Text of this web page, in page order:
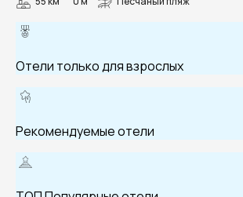
Отели только для взрослых
Рекомендуемые отели